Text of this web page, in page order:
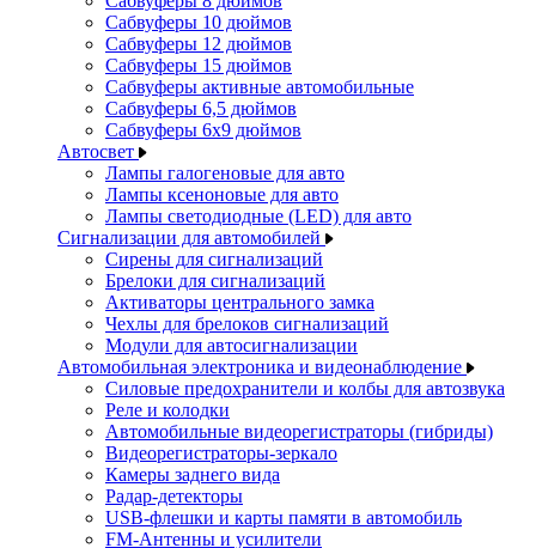
Сабвуферы 10 дюймов
Сабвуферы 12 дюймов
Сабвуферы 15 дюймов
Сабвуферы активные автомобильные
Сабвуферы 6,5 дюймов
Сабвуферы 6x9 дюймов
Автосвет
Лампы галогеновые для авто
Лампы ксеноновые для авто
Лампы светодиодные (LED) для авто
Сигнализации для автомобилей
Сирены для сигнализаций
Брелоки для сигнализаций
Активаторы центрального замка
Чехлы для брелоков сигнализаций
Модули для автосигнализации
Автомобильная электроника и видеонаблюдение
Силовые предохранители и колбы для автозвука
Реле и колодки
Автомобильные видеорегистраторы (гибриды)
Видеорегистраторы-зеркало
Камеры заднего вида
Радар-детекторы
USB-флешки и карты памяти в автомобиль
FM-Антенны и усилители